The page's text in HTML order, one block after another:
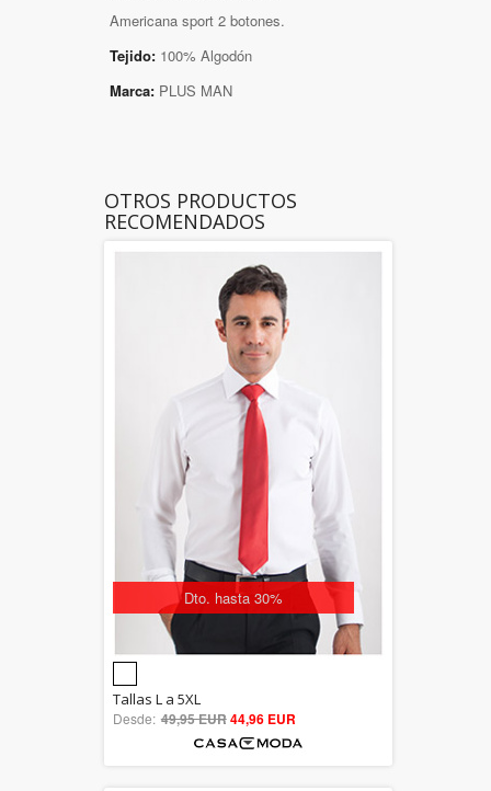
Americana sport 2 botones.
Tejido: 100% Algodón
Marca: PLUS MAN
OTROS PRODUCTOS
RECOMENDADOS
Dto. hasta 30%
out of 5
Tallas L a 5XL
Desde: 49,95 EUR44,96 EUR